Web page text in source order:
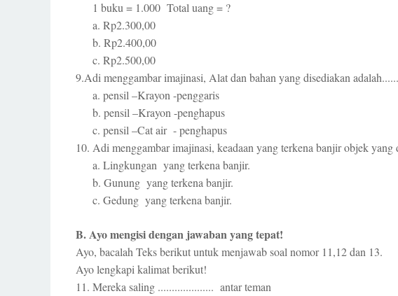
1 buku = 1.000 Total uang = ?
a. Rp2.300,00
b. Rp2.400,00
c. Rp2.500,00
9.Adi menggambar imajinasi, Alat dan bahan yang disediakan
a. pensil –Krayon -penggaris
b. pensil –Krayon -penghapus
c. pensil –Cat air - penghapus
10. Adi menggambar imajinasi, keadaan yang terkena banjir objek
a. Lingkungan yang terkena banjir.
b. Gunung yang terkena banjir.
c. Gedung yang terkena banjir.
B. Ayo mengisi dengan jawaban yang tepat!
Ayo, bacalah Teks berikut untuk menjawab soal nomor 11,12 dan 13.
Ayo lengkapi kalimat berikut!
11. Mereka saling .................... antar teman